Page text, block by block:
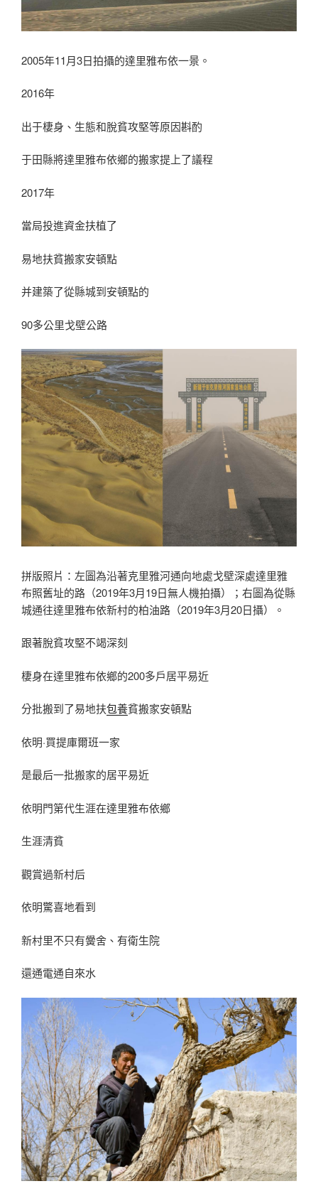
2005年11月3日拍攝的達里雅布依一景。
2016年
出于棲身、生態和脫貧攻堅等原因斟酌
于田縣將達里雅布依鄉的搬家提上了議程
2017年
當局投進資金扶植了
易地扶貧搬家安頓點
并建築了從縣城到安頓點的
90多公里戈壁公路
拼版照片：左圖為沿著克里雅河通向地處戈壁深處達里雅
布照舊址的路（2019年3月19日無人機拍攝）；右圖為從縣
城通往達里雅布依新村的柏油路（2019年3月20日攝）。
跟著脫貧攻堅不竭深刻
棲身在達里雅布依鄉的200多戶居平易近
分批搬到了易地扶包養貧搬家安頓點
依明·買提庫爾班一家
是最后一批搬家的居平易近
依明門第代生涯在達里雅布依鄉
生涯清貧
觀賞過新村后
依明驚喜地看到
新村里不只有黌舍、有衛生院
還通電通自來水